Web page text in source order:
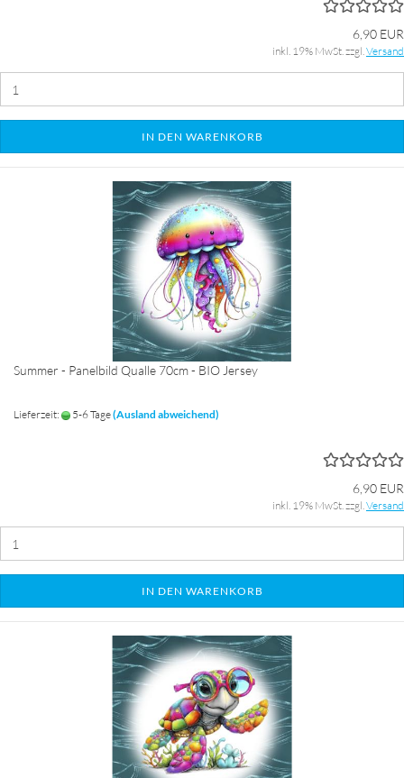
6,90 EUR
inkl. 19% MwSt. zzgl.Versand
IN DEN WARENKORB
Summer - Panelbild Qualle 70cm - BIO Jersey
Lieferzeit: 5-6 Tage(Ausland abweichend)
6,90 EUR
inkl. 19% MwSt. zzgl.Versand
IN DEN WARENKORB